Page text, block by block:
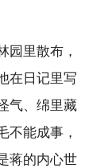
园里散布，
在日记里写
气、绵里藏
不能成事，
蒋的内心世